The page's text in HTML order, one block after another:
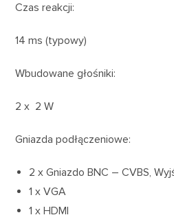
Czas reakcji:
14 ms (typowy)
Wbudowane głośniki:
2 x 2 W
Gniazda podłączeniowe:
2 x Gniazdo BNC – CVBS,
1 x VGA
1 x HDMI